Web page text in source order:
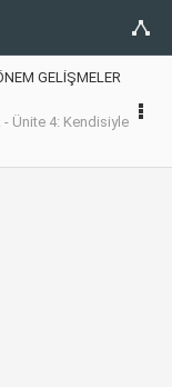
GELİŞMELER
- Ünite 4: Kendisiyle